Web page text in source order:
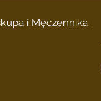
i Męczennika